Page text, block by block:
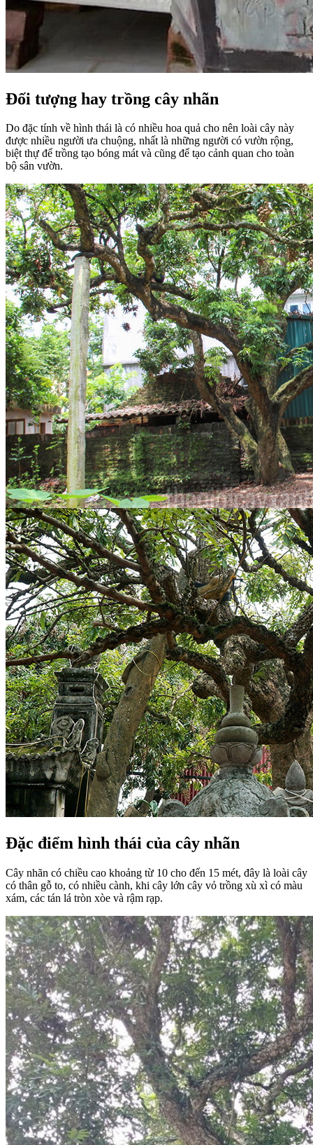
Đối tượng hay trồng cây nhãn
Do đặc tính về hình thái là có nhiều hoa quả cho nên loài cây này
được nhiều người ưa chuộng, nhất là những người có vườn rộng,
biệt thự để trồng tạo bóng mát và cũng để tạo cảnh quan cho toàn
bộ sân vườn.
Đặc điểm hình thái của cây nhãn
Cây nhãn có chiều cao khoảng từ 10 cho đến 15 mét, đây là loài cây
có thân gỗ to, có nhiều cành, khi cây lớn cây vỏ trồng xù xì có màu
xám, các tán lá tròn xòe và rậm rạp.